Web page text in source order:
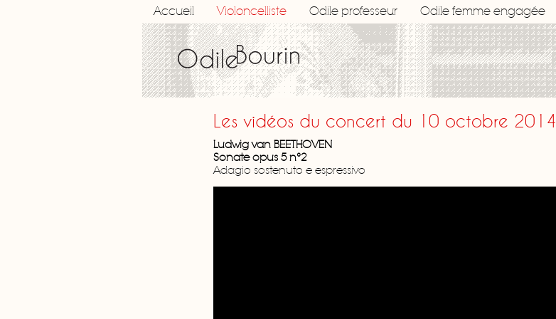
Accueil Violoncelliste Odile professeur Odile femme engagée
Les vidéos du concert du 10 octobre 2014
Ludwig van BEETHOVEN
Sonate opus 5 n°2
Adagio sostenuto e espressivo